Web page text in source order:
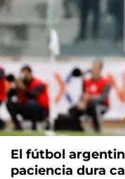
El fútbol
paciencia dura